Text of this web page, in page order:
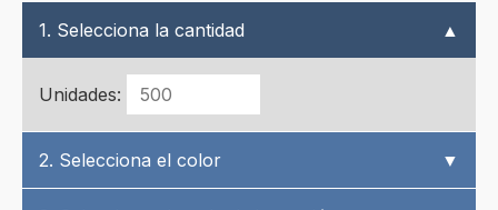
1. Selecciona la cantidad ▲
Unidades:
2. Selecciona el color ▼